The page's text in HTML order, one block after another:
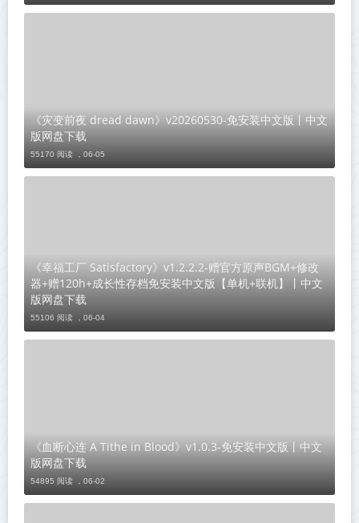
《灾变前夜 dread dawn》v20260530-免安装中文版丨中文
版网盘下载
55170 阅读 ， 06-05
《幸福工厂 Satisfactory》v1.2.2.2-赠官方原声BGM+修改
器+赠120h+成长性存档免安装中文版【单机+联机】丨中文
版网盘下载
55106 阅读 ， 06-04
《血断心连 A Tithe in Blood》v1.0.3-免安装中文版丨中文
版网盘下载
54895 阅读 ， 06-02